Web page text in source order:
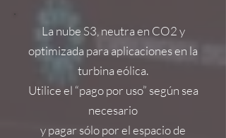
La nube S3, neutra en CO2 y
optimizada para aplicaciones en la
turbina eólica.
Utilice el “pago por uso” según sea
necesario
y pagar sólo por el espacio de